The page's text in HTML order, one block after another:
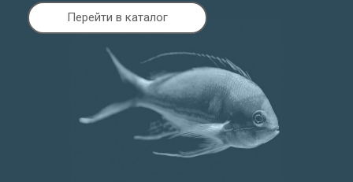
Перейти в каталог